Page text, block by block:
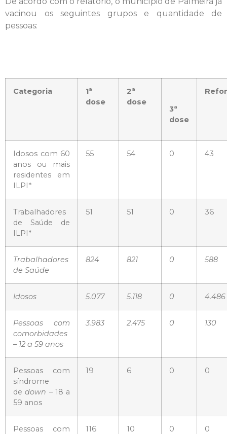
vacinou os seguintes grupos e quantidade de
pessoas:
Categoria
1ª
dose
2ª
dose
3ª
dose
Idosos com 60
anos ou mais
residentes em
ILPI*
55 54 0 43
Trabalhadores
de Saúde de
ILPI*
51 51 0 36
Trabalhadores
de Saúde
824 821 0 588
Idosos 5.077 5.118 0 4.486
Pessoas com
comorbidades
– 12 a 59 anos
3.983 2.475 0 130
Pessoas com
síndrome
dedown – 18 a
59 anos
19 6 0 0
Pessoas com
116 10 0 0